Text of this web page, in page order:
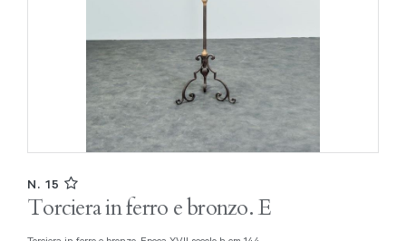
N. 15
Torciera in ferro e bronzo. E